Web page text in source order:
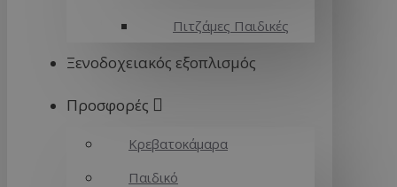
Πιτζάμες Παιδικές
Ξενοδοχειακός εξοπλισμός
Προσφορές
Κρεβατοκάμαρα
Παιδικό